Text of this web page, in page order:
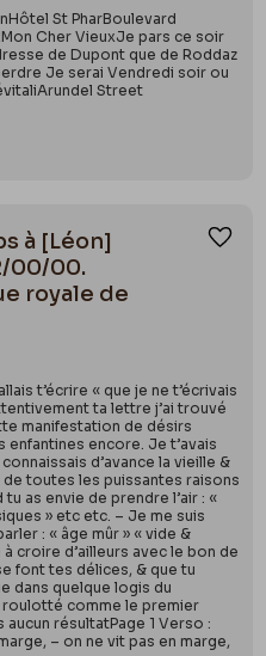
St PharBoulevard
Cher VieuxJe pars ce soir
de Dupont que de Roddaz
Je serai Vendredi soir ou
Street
à [Léon]
00/00.
royale de
t’écrire « que je ne t’écrivais
ta lettre j’ai trouvé
manifestation de désirs
enfantines encore. Je t’avais
d’avance la vieille &
toutes les puissantes raisons
as envie de prendre l’air : «
» etc etc. – Je me suis
: « âge mûr » « vide &
croire d’ailleurs avec le bon de
font tes délices, & que tu
dans quelque logis du
roulotté comme le premier
aucun résultatPage 1 Verso :
– on ne vit pas en marge,